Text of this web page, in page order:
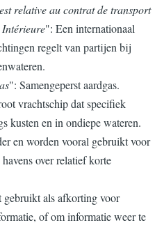
relative au contrat de transport
": Een internationaal
regelt van partijen bij
": Samengeperst aardgas.
vrachtschip dat specifiek
kusten en in ondiepe wateren.
en worden vooral gebruikt voor
over relatief korte
gebruikt als afkorting voor
of om informatie weer te